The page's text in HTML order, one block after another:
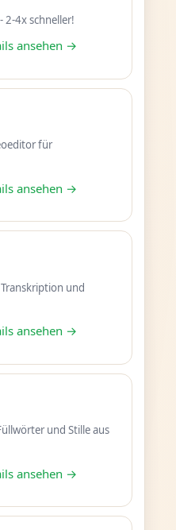
2-4x schneller!
ansehen →
für
ansehen →
und
ansehen →
und Stille aus
ansehen →